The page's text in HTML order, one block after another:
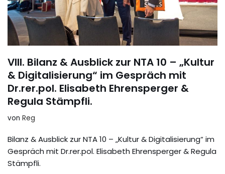
VIII. Bilanz & Ausblick zur NTA 10 – „Kultur
& Digitalisierung“ im Gespräch mit
Dr.rer.pol. Elisabeth Ehrensperger &
Regula Stämpfli.
von Reg
Bilanz & Ausblick zur NTA 10 – „Kultur & Digitalisierung“ im
Gespräch mit Dr.rer.pol. Elisabeth Ehrensperger & Regula
Stämpfli.